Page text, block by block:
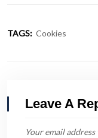
TAGS: Cookies
Leave A
Your email